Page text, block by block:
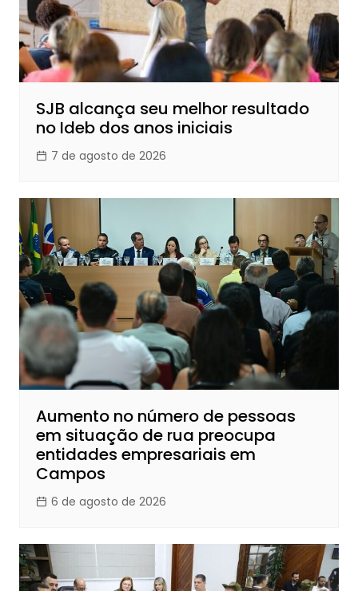
SJB alcança seu melhor resultado
no Ideb dos anos iniciais
7 de agosto de 2026
Aumento no número de pessoas
em situação de rua preocupa
entidades empresariais em
Campos
6 de agosto de 2026